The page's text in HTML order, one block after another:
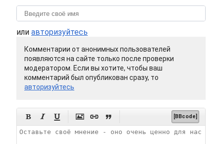
или авторизуйтесь
Комментарии от анонимных пользователей
появляются на сайте только после проверки
модератором. Если вы хотите, чтобы ваш
комментарий был опубликован сразу, то
авторизуйтесь
      [BBcode]